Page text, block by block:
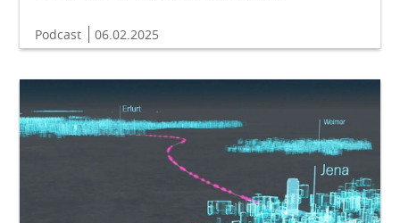
Podcast 06.02.2025